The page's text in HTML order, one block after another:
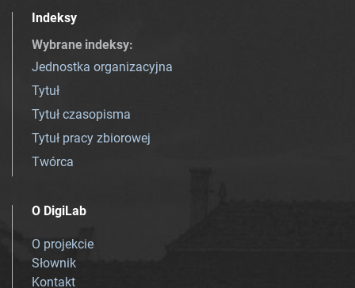
Indeksy
Wybrane indeksy:
Jednostka organizacyjna
Tytuł
Tytuł czasopisma
Tytuł pracy zbiorowej
Twórca
O DigiLab
O projekcie
Słownik
Kontakt